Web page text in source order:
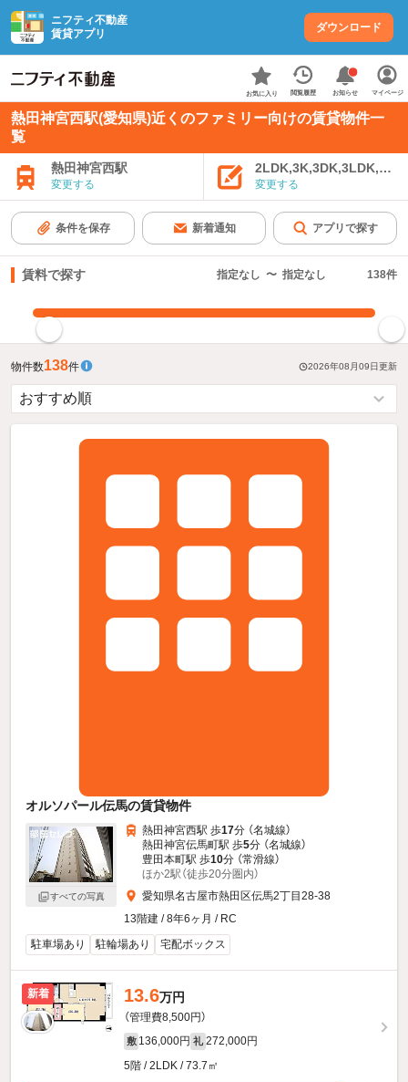
ニフティ不動産
賃貸アプリ
ダウンロード
お気に入り 閲覧履歴 お知らせ マイページ
熱田神宮西駅(愛知県)近くのファミリー向けの賃貸物件一
覧
熱田神宮西駅
変更する 変更する
条件を保存 新着通知 アプリで探す
賃料で探す 指定なし 〜 指定なし 138件
物件数138件 2026年08月09日更新
オルソパール伝馬の賃貸物件
すべての写真
熱田神宮西駅 歩17分 （名城線）
熱田神宮伝馬町駅 歩5分 （名城線）
豊田本町駅 歩10分 （常滑線）
ほか2駅（徒歩20分圏内）
愛知県名古屋市熱田区伝馬2丁目28-38
13階建 / 8年6ヶ月 / RC
駐車場あり
駐輪場あり 宅配ボックス
新着 13.6万円
（管理費8,500円）
敷 136,000円 礼 272,000円
5階 / 2LDK / 73.7㎡